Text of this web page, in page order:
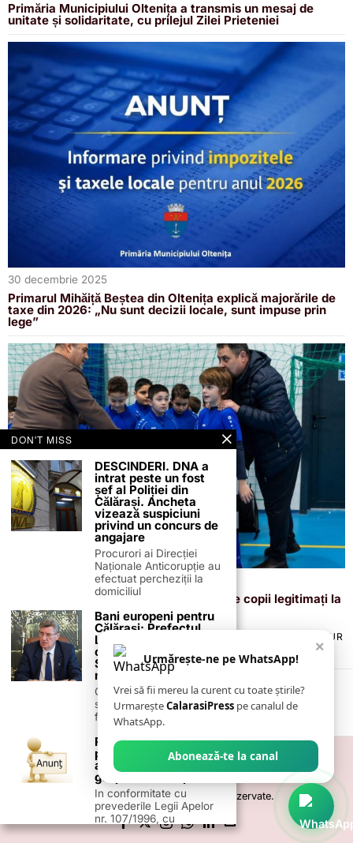
Primăria Municipiului Oltenița a transmis un mesaj de
unitate și solidaritate, cu prilejul Zilei Prieteniei
30 decembrie 2025
Primarul Mihăiță Beștea din Oltenița explică majorările de
taxe din 2026: „Nu sunt decizii locale, sunt impuse prin
lege”
17 decembrie 2025
Bucurie și sport la Oltenița: peste 140 de copii legitimați la
ACSM, întâmpinați de Moș Crăciun
TERMENI ȘI CONDIȚII
POLITICA DE ANULARE & RETUR
PUBLICITATE ONLINE & TIPĂRITĂ
CONTACT
ZIARUL ANUNȚUL CĂLĂRĂȘEAN
2026- Toate drepturile sunt rezervate.
×
Urmărește-ne pe WhatsApp!
Vrei să fii mereu la curent cu toate știrile?
UrmareșteCalarasiPress pe canalul de
WhatsApp.
Abonează-te la canal
DON'T MISS
DESCINDERI. DNA a
intrat peste un fost
șef al Poliției din
Călărași. Ancheta
vizează suspiciuni
privind un concurs de
angajare
Procurori ai Direcției
Naționale Anticorupție au
efectuat percheziții la
domiciliul
Bani europeni pentru
Călărași: Prefectul
Laurențiu State anunță
colaborarea cu ADR
Sud-Muntenia pentru
noi finanțări
Călărașul se pregătește
să intre pe harta
finanțărilor europene, cu
Roseți | Anunț public
privind solicitarea
avizului de
gospodărire a apelor
In conformitate cu
prevederile Legii Apelor
nr. 107/1996, cu
modificarile